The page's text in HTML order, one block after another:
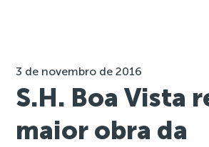
3 de novembro de 2016
S.H. Boa Vista
maior obra da